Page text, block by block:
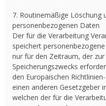
7. Routinemäßige Löschung
personenbezogenen Daten
Der für die Verarbeitung
speichert
nur für den Zeitraum, der zur
Speicherungszwecks
den Europäischen
einen anderen Gesetzgeber
welchen der für die